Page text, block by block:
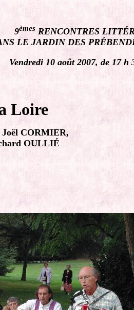
9èmes RENCONTRES
LE JARDIN DES
Vendredi 10 août 2007, de 17 h
Loire
Joël CORMIER,
OULLIÉ